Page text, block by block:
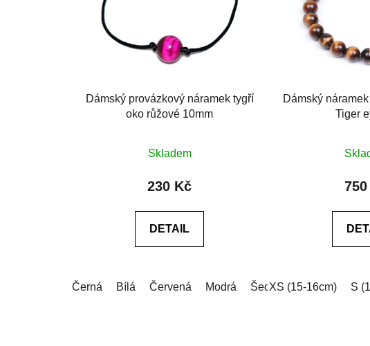
Dámský provázkový náramek tygří
oko růžové 10mm
hodnocení
produktu
z
Skladem
230 Kč
DETAIL
Černá Bílá Červená Modrá Šedá Růžová
Dámský
Tiger
XS (15-16cm) S